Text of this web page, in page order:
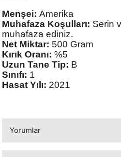
Menşei: Amerika
Muhafaza Koşulları: Serin
muhafaza ediniz.
Net Miktar: 500 Gram
Kırık Oranı: %5
Uzun Tane Tip: B
Sınıfı: 1
Hasat Yılı: 2021
Yorumlar